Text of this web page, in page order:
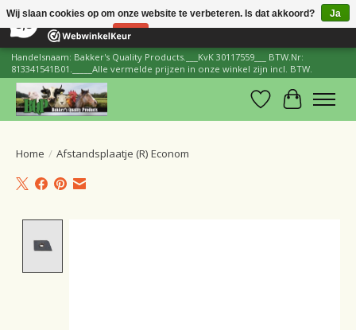
206 Reviews ×
Handelsnaam: Bakker's Quality Products.___KvK 30117559___ BTW.Nr:
813341541B01._____Alle vermelde prijzen in onze winkel zijn incl. BTW.
Verlanglijst
Home / Afstandsplaatje (R) Econom
Wij slaan cookies op om onze website te verbeteren. Is dat akkoord?
Ja
Nee